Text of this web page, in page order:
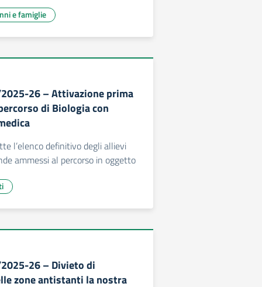
e famiglie
26 – Attivazione prima
di Biologia con
l’elenco definitivo degli allievi
ammessi al percorso in oggetto
26 – Divieto di
zone antistanti la nostra